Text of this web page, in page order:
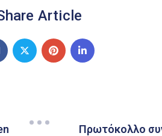
Article
Πρωτόκολλο